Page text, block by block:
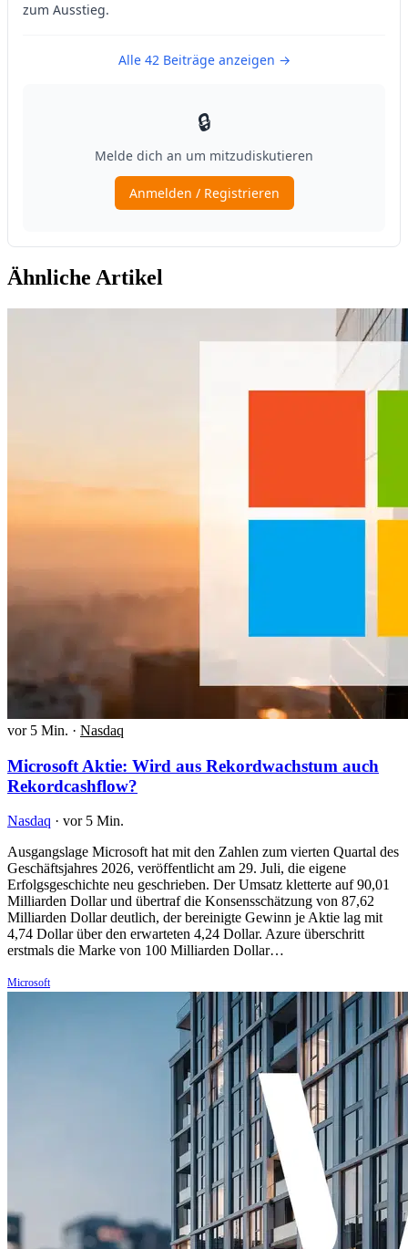
Ähnliche Artikel
vor 5 Min. · Nasdaq
Microsoft Aktie: Wird aus Rekordwachstum auch
Rekordcashflow?
Nasdaq · vor 5 Min.
Ausgangslage Microsoft hat mit den Zahlen zum vierten Quartal des
Geschäftsjahres 2026, veröffentlicht am 29. Juli, die eigene
Erfolgsgeschichte neu geschrieben. Der Umsatz kletterte auf 90,01
Milliarden Dollar und übertraf die Konsensschätzung von 87,62
Milliarden Dollar deutlich, der bereinigte Gewinn je Aktie lag mit
4,74 Dollar über den erwarteten 4,24 Dollar. Azure überschritt
erstmals die Marke von 100 Milliarden Dollar…
Microsoft